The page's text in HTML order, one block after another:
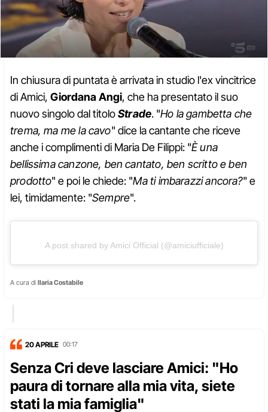
In chiusura di puntata è arrivata in studio l'ex vincitrice
di Amici, Giordana Angi, che ha presentato il suo
nuovo singolo dal titoloStrade. "Ho la gambetta che
trema, ma me la cavo" dice la cantante che riceve
anche i complimenti di Maria De Filippi: "È una
bellissima canzone, ben cantato, ben scritto e ben
prodotto" e poi le chiede: "Ma ti imbarazzi ancora?" e
lei, timidamente: "Sempre".
A post shared by Amici Official (@amiciufficiale)
A cura di Ilaria Costabile
20 APRILE 00:17
Senza Cri deve lasciare Amici: "Ho
paura di tornare alla mia vita, siete
stati la mia famiglia"